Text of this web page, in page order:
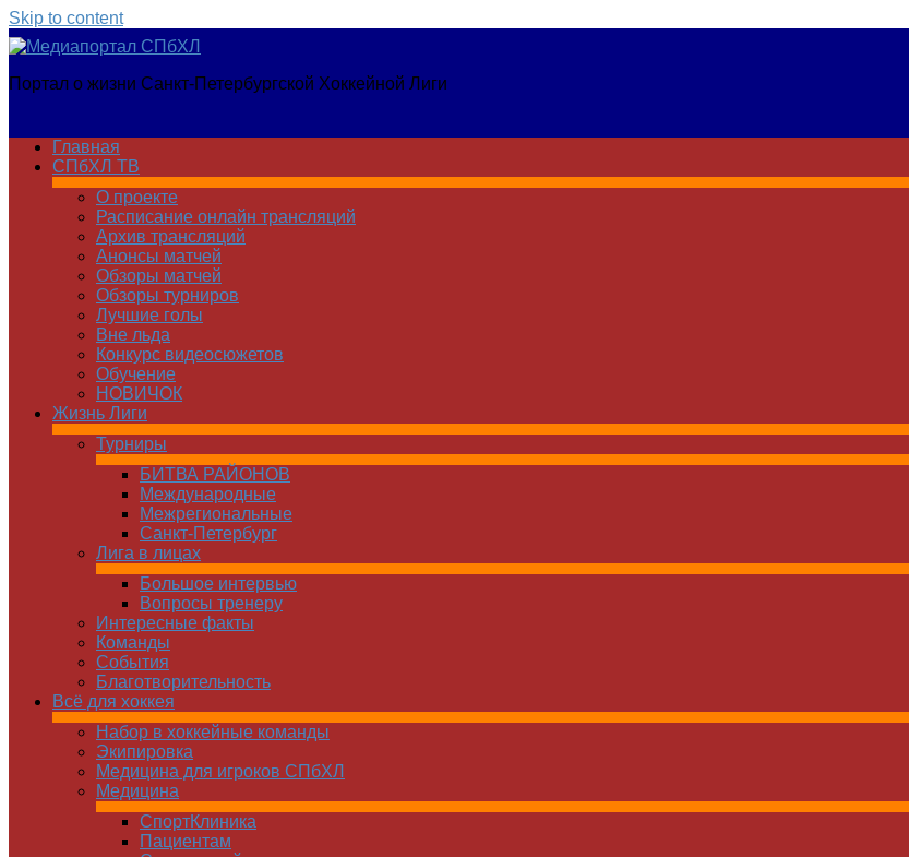
Skip to content
Медиапортал
Портал о жизни Санкт-Петербургской Хоккейной Лиги
Главная
СПбХЛ ТВ
О проекте
Расписание онлайн трансляций
Архив трансляций
Анонсы матчей
Обзоры матчей
Обзоры турниров
Лучшие голы
Вне льда
Конкурс видеосюжетов
Обучение
НОВИЧОК
Жизнь Лиги
Турниры
БИТВА РАЙОНОВ
Международные
Межрегиональные
Санкт-Петербург
Лига в лицах
Большое интервью
Вопросы тренеру
Интересные факты
Команды
Cобытия
Благотворительность
Всё для хоккея
Набор в хоккейные команды
Экипировка
Медицина для игроков СПбХЛ
Медицина
СпортКлиника
Пациентам